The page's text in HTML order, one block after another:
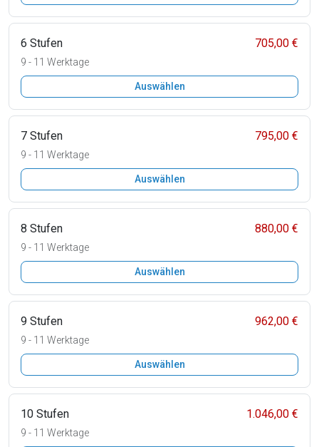
6 Stufen 705,00 €
9 - 11 Werktage
Auswählen
7 Stufen 795,00 €
9 - 11 Werktage
Auswählen
8 Stufen 880,00 €
9 - 11 Werktage
Auswählen
9 Stufen 962,00 €
9 - 11 Werktage
Auswählen
10 Stufen 1.046,00 €
9 - 11 Werktage